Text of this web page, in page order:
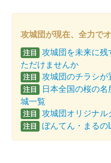
攻城団が現在、全力で
注目 攻城団を未来に
ただけませんか
注目 攻城団のチラシが
注目
日本全国の桜の
城一覧
注目 攻城団オリジナル
注目 ぼんてん・まる